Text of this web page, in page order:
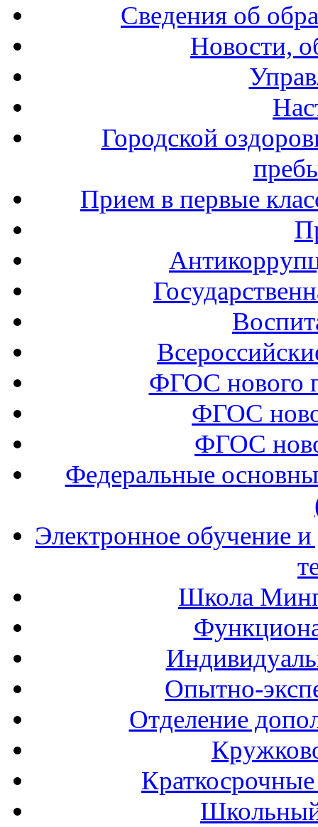
Сведения об
Новости,
Городской
Прием в первые
ФГОС нового
ФГОС
ФГОС
Федеральные
Электронное обучение
Школа
Опытно-
Отделение